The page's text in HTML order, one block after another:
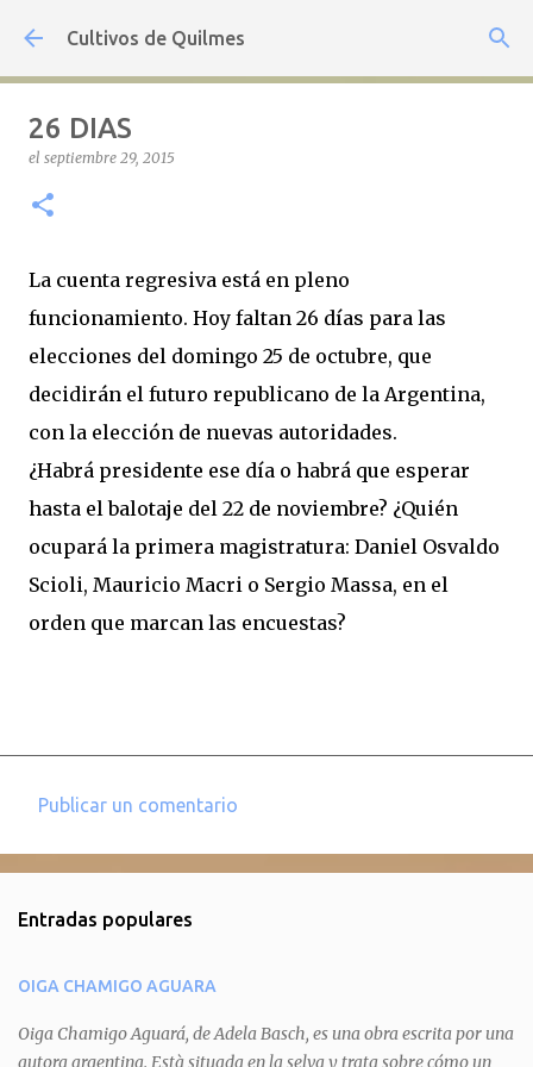
Ir al contenido principal
Cultivos de Quilmes
26 DIAS
el septiembre 29, 2015
La cuenta regresiva está en pleno
funcionamiento. Hoy faltan 26 días para las
elecciones del domingo 25 de octubre, que
decidirán el futuro republicano de la Argentina,
con la elección de nuevas autoridades.
¿Habrá presidente ese día o habrá que esperar
hasta el balotaje del 22 de noviembre? ¿Quién
ocupará la primera magistratura: Daniel Osvaldo
Scioli, Mauricio Macri o Sergio Massa, en el
orden que marcan las encuestas?
e
t
a
Publicar un comentario
Entradas populares
OIGA CHAMIGO AGUARA
Oiga Chamigo Aguará, de Adela Basch, es una obra escrita por una
autora argentina. Està situada en la selva y trata sobre cómo un